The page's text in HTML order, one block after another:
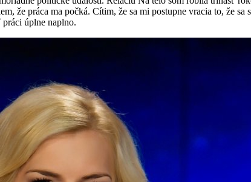
že práca ma počká. Cítim, že sa mi postupne vracia to, že
úplne naplno.